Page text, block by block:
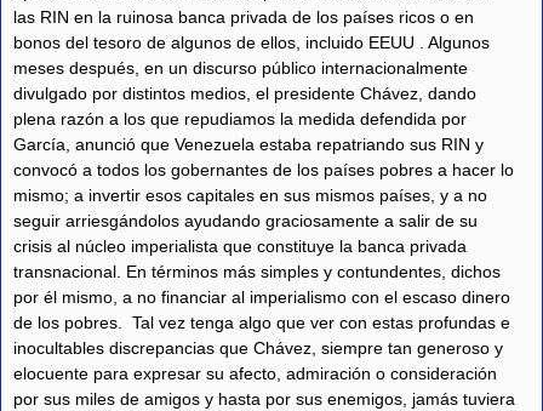
las RIN en la ruinosa banca privada de los países ricos o en
bonos del tesoro de algunos de ellos, incluido EEUU . Algunos
meses después, en un discurso público internacionalmente
divulgado por distintos medios, el presidente Chávez, dando
plena razón a los que repudiamos la medida defendida por
García, anunció que Venezuela estaba repatriando sus RIN y
convocó a todos los gobernantes de los países pobres a hacer lo
mismo; a invertir esos capitales en sus mismos países, y a no
seguir arriesgándolos ayudando graciosamente a salir de su
crisis al núcleo imperialista que constituye la banca privada
transnacional. En términos más simples y contundentes, dichos
por él mismo, a no financiar al imperialismo con el escaso dinero
de los pobres. Tal vez tenga algo que ver con estas profundas e
inocultables discrepancias que Chávez, siempre tan generoso y
elocuente para expresar su afecto, admiración o consideración
por sus miles de amigos y hasta por sus enemigos, jamás tuviera